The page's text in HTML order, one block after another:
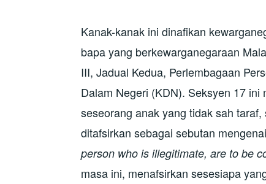
Kanak-kanak ini dinafikan
bapa yang berkewarganegaraan
III, Jadual Kedua, Perlembagaan
Dalam Negeri (KDN). Seksyen 17 ini
seseorang anak yang tidak sah
ditafsirkan sebagai sebutan
person who is illegitimate, are to be
masa ini, menafsirkan sesesiapa